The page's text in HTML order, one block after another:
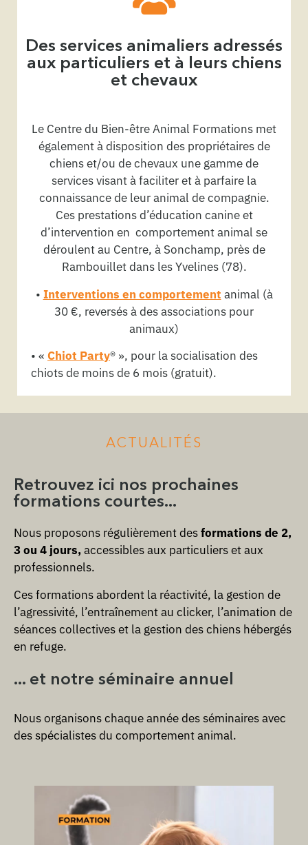
Des services animaliers adressés
aux particuliers et à leurs chiens
et chevaux
Le Centre du Bien-être Animal Formations met
également à disposition des propriétaires de
chiens et/ou de chevaux une gamme de
services visant à faciliter et à parfaire la
connaissance de leur animal de compagnie.
Ces prestations d’éducation canine et
d’intervention en comportement animal se
déroulent au Centre, à Sonchamp, près de
Rambouillet dans les Yvelines (78).
• Interventions en comportement animal (à
30 €, reversés à des associations pour
animaux)
• « Chiot Party® », pour la socialisation des
chiots de moins de 6 mois (gratuit).
ACTUALITÉS
Retrouvez ici nos prochaines
formations courtes...
Nous proposons régulièrement desformations de 2,
3 ou 4 jours, accessibles aux particuliers et aux
professionnels.
Ces formations abordent la réactivité, la gestion de
l’agressivité, l’entraînement au clicker, l’animation de
séances collectives et la gestion des chiens hébergés
en refuge.
... et notre séminaire annuel
Nous organisons chaque année des séminaires avec
des spécialistes du comportement animal.